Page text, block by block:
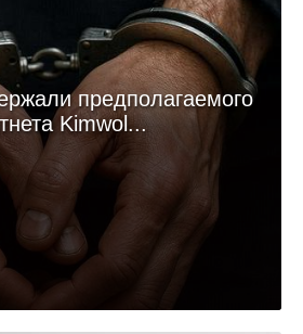
предполагаемого
Kimwol...